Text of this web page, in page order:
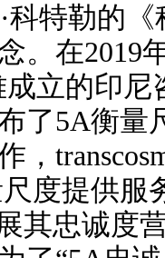
科特勒的
。在2019
立的印尼
了5A衡量
，
度提供服
展其忠诚度